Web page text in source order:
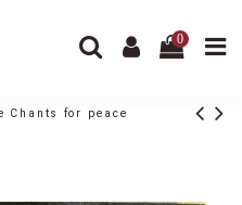
0
Chants for peace